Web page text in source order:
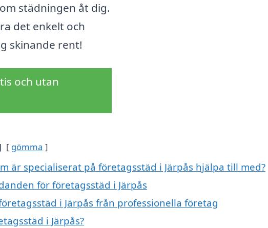
städningen åt dig.
det enkelt och
skinande rent!
och utan
gömma
är specialiserat på företagsstäd i Järpås hjälpa till med?
för företagsstäd i Järpås
i Järpås från professionella företag
i Järpås?